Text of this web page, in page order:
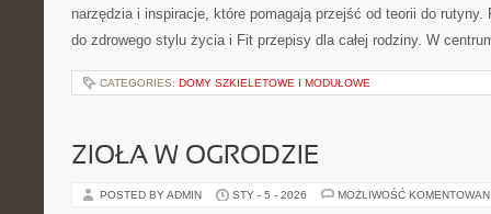
narzędzia i inspiracje, które pomagają przejść od teorii do rutyny.
do zdrowego stylu życia i Fit przepisy dla całej rodziny. W
CATEGORIES: DOMY SZKIELETOWE I MODUŁOWE
ZIOŁA W OGRODZIE
POSTED BY ADMIN STY - 5 - 2026 MOŻLIWOŚĆ